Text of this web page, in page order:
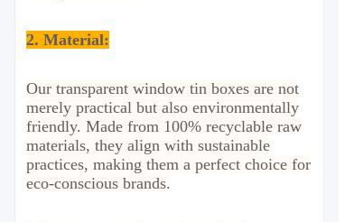
2. Material:
Our transparent window tin boxes are not
merely practical but also environmentally
friendly. Made from 100% recyclable raw
materials, they align with sustainable
practices, making them a perfect choice for
eco-conscious brands.